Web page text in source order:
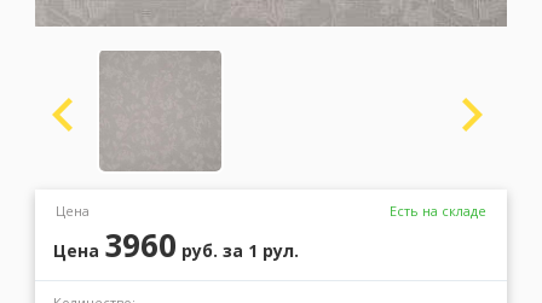
Цена Есть на складе
Цена 3960 руб. за 1 рул.